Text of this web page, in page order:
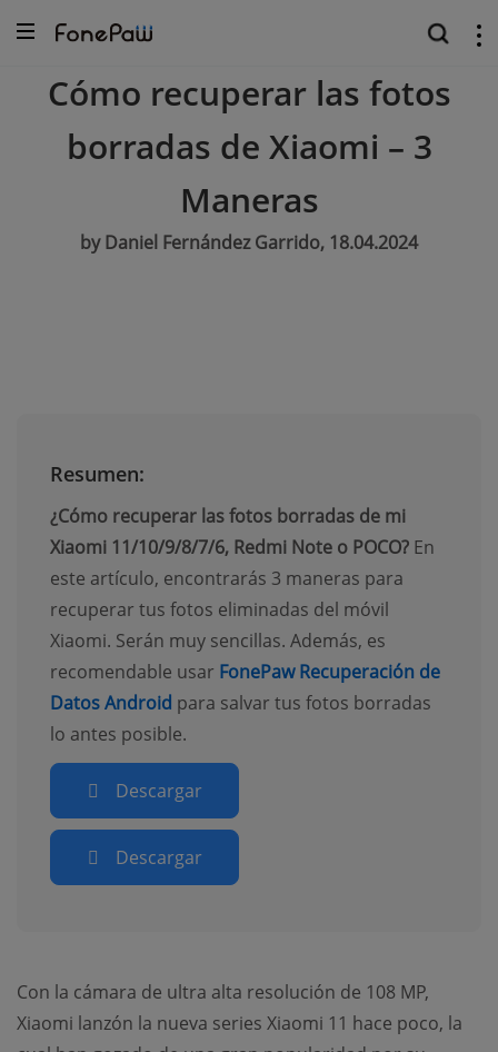
Cómo recuperar las fotos
borradas de Xiaomi – 3
Maneras
by Daniel Fernández Garrido, 18.04.2024
Resumen:
¿Cómo recuperar las fotos borradas de mi
Xiaomi 11/10/9/8/7/6, Redmi Note o POCO? En
este artículo, encontrarás 3 maneras para
recuperar tus fotos eliminadas del móvil
Xiaomi. Serán muy sencillas. Además, es
recomendable usar FonePaw Recuperación de
Datos Android para salvar tus fotos borradas
lo antes posible.
Descargar
Descargar
Con la cámara de ultra alta resolución de 108 MP,
Xiaomi lanzón la nueva series Xiaomi 11 hace poco, la